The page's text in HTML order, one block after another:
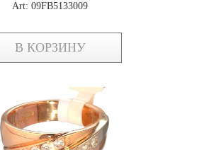
Art: 09FB5133009
В КОРЗИНУ